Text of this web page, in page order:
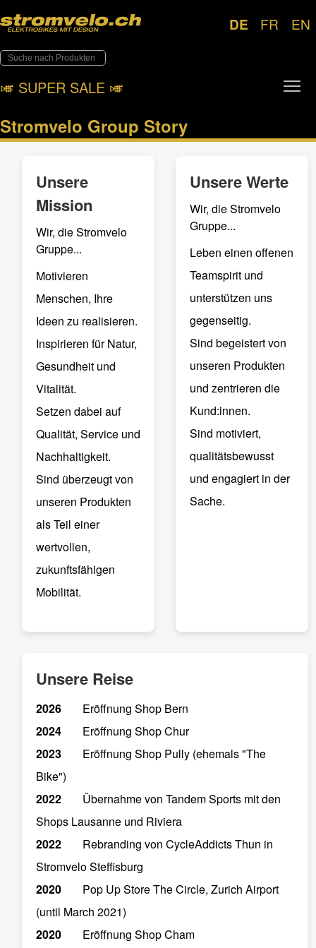
DE FR EN
🎺︎ SUPER SALE 🎺︎
Stromvelo Group Story
Unsere
Mission
Wir, die Stromvelo
Gruppe...
Motivieren
Menschen, Ihre
Ideen zu realisieren.
Inspirieren für Natur,
Gesundheit und
Vitalität.
Setzen dabei auf
Qualität, Service und
Nachhaltigkeit.
Sind überzeugt von
unseren Produkten
als Teil einer
wertvollen,
zukunftsfähigen
Mobilität.
Unsere Werte
Wir, die Stromvelo
Gruppe...
Leben einen offenen
Teamspirit und
unterstützen uns
gegenseitig.
Sind begeistert von
unseren Produkten
und zentrieren die
Kund:innen.
Sind motiviert,
qualitätsbewusst
und engagiert in der
Sache.
Unsere Reise
2026
Eröffnung Shop Bern
2024
Eröffnung Shop Chur
2023
Eröffnung Shop Pully (ehemals "The
Bike")
2022
Übernahme von Tandem Sports mit den
Shops Lausanne und Riviera
2022
Rebranding von CycleAddicts Thun in
Stromvelo Steffisburg
2020
Pop Up Store The Circle, Zurich Airport
(until March 2021)
2020
Eröffnung Shop Cham